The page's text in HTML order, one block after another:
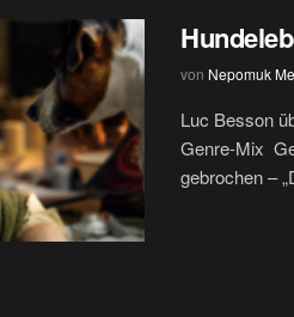
von Nepomuk
Luc Besson
Genre-Mix
gebrochen –